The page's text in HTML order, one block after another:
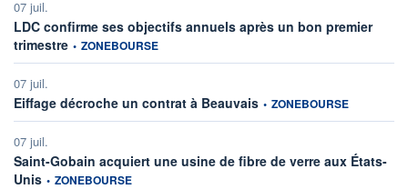
07 juil.
LDC confirme ses objectifs annuels après un bon premier
trimestre information fournie par
• ZONEBOURSE
07 juil.
Eiffage décroche un contrat à Beauvais information fournie par
• ZONEBOURSE
07 juil.
Saint-Gobain acquiert une usine de fibre de verre aux États-
Unis information fournie par
• ZONEBOURSE